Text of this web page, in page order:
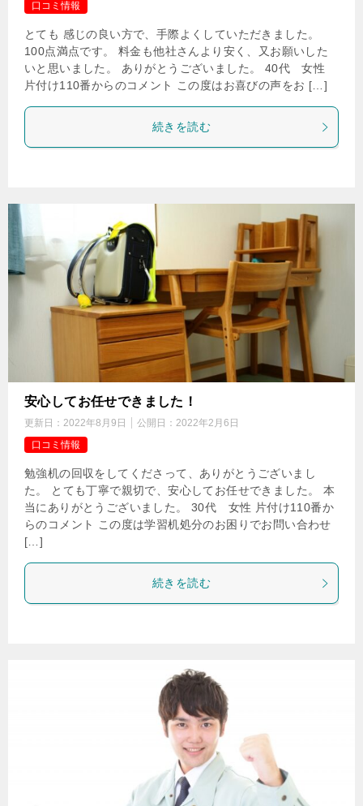
口コミ情報
とても 感じの良い方で、手際よくしていただきました。
100点満点です。 料金も他社さんより安く、又お願いした
いと思いました。 ありがとうございました。 40代 女性
片付け110番からのコメント この度はお喜びの声をお […]
続きを読む
安心してお任せできました！
更新日： 2022年8月9日 公開日： 2022年2月6日
口コミ情報
勉強机の回収をしてくださって、ありがとうございまし
た。 とても丁寧で親切で、安心してお任せできました。 本
当にありがとうございました。 30代 女性 片付け110番か
らのコメント この度は学習机処分のお困りでお問い合わせ
[…]
続きを読む